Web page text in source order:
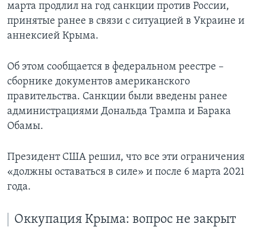
марта продлил на год санкции против России,
принятые ранее в связи с ситуацией в Украине и
аннексией Крыма.
Об этом сообщается в федеральном реестре –
сборнике документов американского
правительства. Санкции были введены ранее
администрациями Дональда Трампа и Барака
Обамы.
Президент США решил, что все эти ограничения
«должны оставаться в силе» и после 6 марта 2021
года.
Оккупация Крыма: вопрос не закрыт